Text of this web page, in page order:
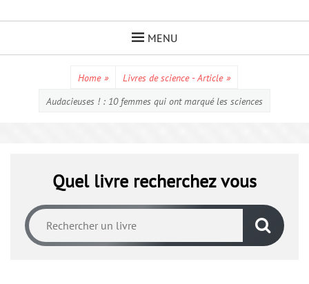
MENU
Home » Livres de science - Article »
Audacieuses ! : 10 femmes qui ont marqué les sciences
Quel livre recherchez vous